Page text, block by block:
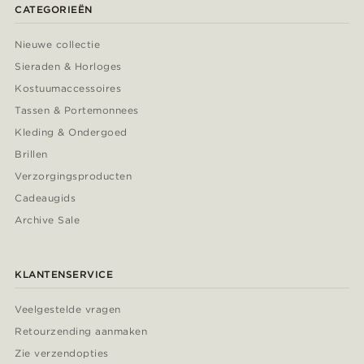
CATEGORIEËN
Nieuwe collectie
Sieraden & Horloges
Kostuumaccessoires
Tassen & Portemonnees
Kleding & Ondergoed
Brillen
Verzorgingsproducten
Cadeaugids
Archive Sale
KLANTENSERVICE
Veelgestelde vragen
Retourzending aanmaken
Zie verzendopties